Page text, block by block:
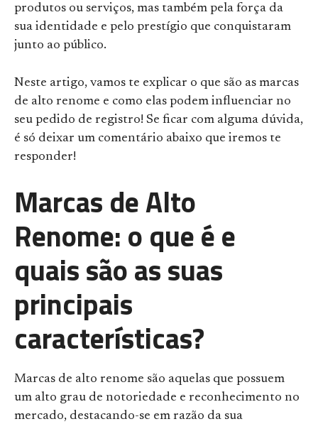
produtos ou serviços, mas também pela força da
sua identidade e pelo prestígio que conquistaram
junto ao público.
Neste artigo, vamos te explicar o que são as marcas
de alto renome e como elas podem influenciar no
seu pedido de registro! Se ficar com alguma dúvida,
é só deixar um comentário abaixo que iremos te
responder!
Marcas de Alto
Renome: o que é e
quais são as suas
principais
características?
Marcas de alto renome são aquelas que possuem
um alto grau de notoriedade e reconhecimento no
mercado, destacando-se em razão da sua